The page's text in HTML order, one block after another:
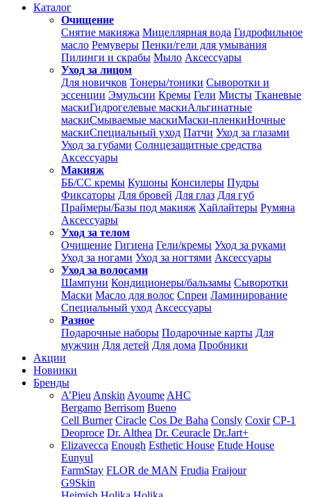
Каталог
Очищение
Снятие макияжа Мицеллярная вода Гидрофильное
масло Ремуверы Пенки/гели для умывания
Пилинги и скрабы Мыло Аксессуары
Уход за лицом
Для новичков Тонеры/тоники Сыворотки и
эссенции Эмульсии Кремы Гели Мисты Тканевые
маскиГидрогелевые маскиАльгинатные
маскиСмываемые маскиМаски-пленкиНочные
маскиСпециальный уход Патчи Уход за глазами
Уход за губами Солнцезащитные средства
Аксессуары
Макияж
ББ/СС кремы Кушоны Консилеры Пудры
Фиксаторы Для бровей Для глаз Для губ
Праймеры/Базы под макияж Хайлайтеры Румяна
Аксессуары
Уход за телом
Очищение Гигиена Гели/кремы Уход за руками
Уход за ногами Уход за ногтями Аксессуары
Уход за волосами
Шампуни Кондиционеры/бальзамы Сыворотки
Маски Масло для волос Спреи Ламинирование
Специальный уход Аксессуары
Разное
Подарочные наборы Подарочные карты Для
мужчин Для детей Для дома Пробники
Акции
Новинки
Бренды
A’Pieu Anskin Ayoume AHC
Bergamo Berrisom Bueno
Cell Burner Ciracle Cos De Baha Consly Coxir CP-1
Deoproce Dr. Althea Dr. Ceuracle Dr.Jart+
Elizavecca Enough Esthetic House Etude House
Eunyul
FarmStay FLOR de MAN Frudia Fraijour
G9Skin